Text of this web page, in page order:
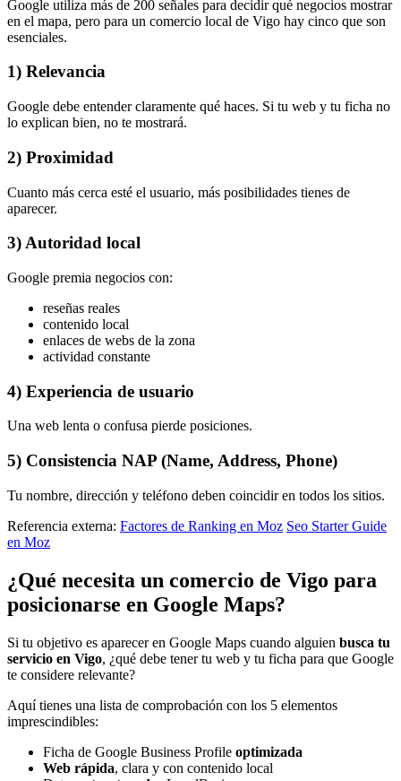
Google utiliza más de 200 señales para decidir qué negocios mostrar
en el mapa, pero para un comercio local de Vigo hay cinco que son
esenciales.
1) Relevancia
Google debe entender claramente qué haces. Si tu web y tu ficha no
lo explican bien, no te mostrará.
2) Proximidad
Cuanto más cerca esté el usuario, más posibilidades tienes de
aparecer.
3) Autoridad local
Google premia negocios con:
reseñas reales
contenido local
enlaces de webs de la zona
actividad constante
4) Experiencia de usuario
Una web lenta o confusa pierde posiciones.
5) Consistencia NAP (Name, Address, Phone)
Tu nombre, dirección y teléfono deben coincidir en todos los sitios.
Referencia externa: Factores de Ranking en Moz Seo Starter Guide
en Moz
¿Qué necesita un comercio de Vigo para
posicionarse en Google Maps?
Si tu objetivo es aparecer en Google Maps cuando alguien busca tu
servicio en Vigo, ¿qué debe tener tu web y tu ficha para que Google
te considere relevante?
Aquí tienes una lista de comprobación con los 5 elementos
imprescindibles:
Ficha de Google Business Profile optimizada
Web rápida, clara y con contenido local